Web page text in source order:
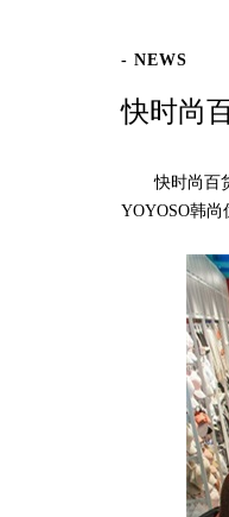
- NEWS
快时尚
快时尚百货
YOYOSO韩